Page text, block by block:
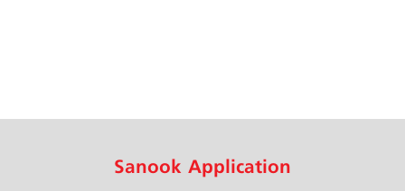
Sanook Application